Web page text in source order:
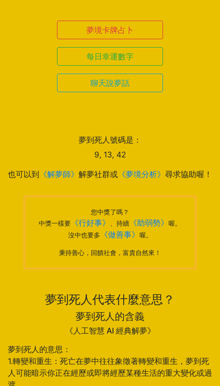
夢境卡牌占卜
每日幸運數字
聊天說夢話
夢到死人號碼是：
9, 13, 42
也可以到 《解夢師》 解夢社群或 《夢境分析》 尋求協助喔！
您中獎了嗎？
中獎一樣要 《行好事》 、持續 《助弱勢》 喔。
沒中也要多
《做善事》 喔。
秉持善心，回饋社會，富貴自然來！
夢到死人代表什麼意思？
夢到死人的含義
《人工智慧 AI 經典解夢》
夢到死人的意思：
1.轉變和重生：死亡在夢中往往象徵著轉變和重生，夢到死
人可能暗示你正在經歷或即將經歷某種生活的重大變化或過